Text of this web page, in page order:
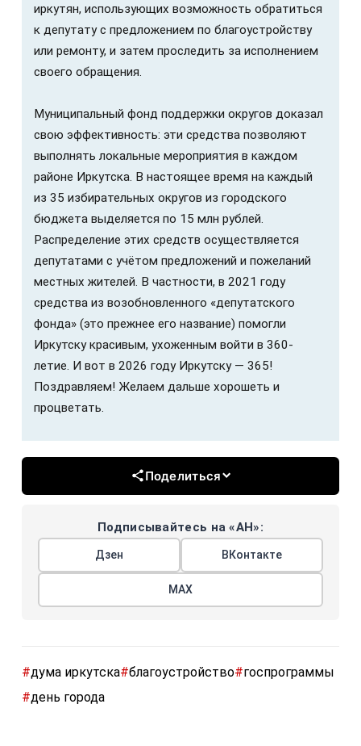
иркутян, использующих возможность обратиться
к депутату с предложением по благоустройству
или ремонту, и затем проследить за исполнением
своего обращения.
Муниципальный фонд поддержки округов доказал
свою эффективность: эти средства позволяют
выполнять локальные мероприятия в каждом
районе Иркутска. В настоящее время на каждый
из 35 избирательных округов из городского
бюджета выделяется по 15 млн рублей.
Распределение этих средств осуществляется
депутатами с учётом предложений и пожеланий
местных жителей. В частности, в 2021 году
средства из возобновленного «депутатского
фонда» (это прежнее его название) помогли
Иркутску красивым, ухоженным войти в 360-
летие. И вот в 2026 году Иркутску — 365!
Поздравляем! Желаем дальше хорошеть и
процветать.
Поделиться
Подписывайтесь на «АН»:
Дзен ВКонтакте
МАХ
#дума иркутска#благоустройство#госпрограммы
#день города